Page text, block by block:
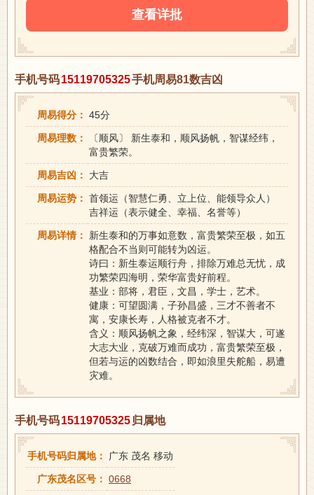
查看详批
手机号码15119705325手机周易81数吉凶
周易得分： 45分
周易理数：
〔顺风〕 新生泰和，顺风扬帆，智谋经纬，
富贵繁荣。
周易吉凶： 大吉
周易运势： 首领运（智慧仁勇、立上位、能领导众人）
吉祥运（表示健全、幸福、名誉等）
周易详情：
新生泰和的万事如意数，富贵繁荣至极，如五
格配合不当则可能转为凶运。
诗曰：新生泰运顺行舟，排除万难总无忧，成
功繁荣四海明，荣华富贵好前程。
基业：部将，君臣，文昌，学士，艺术。
健康：可望圆满，子孙昌盛，三才不善者不
寓，安康长寿，人格被克者不才。
含义：顺风扬帆之象，经纬深，智谋大，可遂
大志大业，克破万难而成功，富贵繁荣至极，
但若与运的凶数结合，即如浪里失舵船，易遭
灾难。
手机号码15119705325归属地
手机号码归属地： 广东 茂名 移动
广东茂名区号： 0668